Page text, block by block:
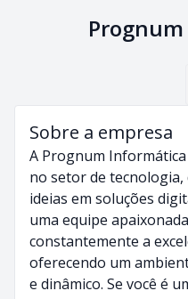
Sobre a empresa
A Prognum
no setor de
ideias em soluções
uma equipe
constantemente a
oferecendo um
e dinâmico. Se você é